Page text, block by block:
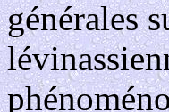
générales